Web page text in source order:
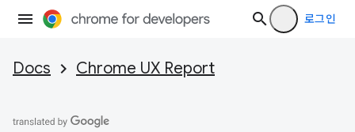
로그인
Docs Chrome UX Report